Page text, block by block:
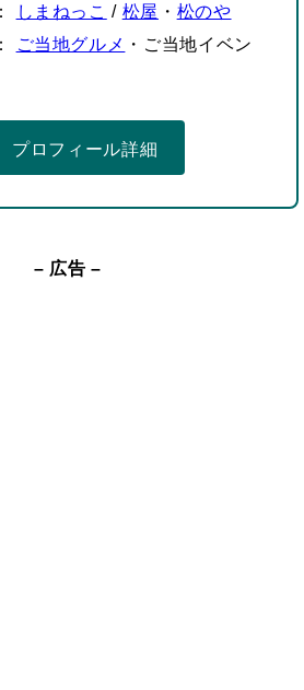
： しまねっこ / 松屋 ・ 松のや
： ご当地グルメ ・ご当地イベン
プロフィール詳細
– 広告 –